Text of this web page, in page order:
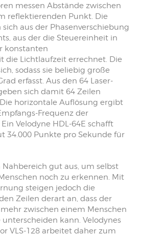
messen Abstände zwischen
reflektierenden Punkt. Die
aus der Phasenverschiebung
aus der die Steuereinheit in
konstanten
die Lichtlaufzeit errechnet. Die
sodass sie beliebig große
erfasst. Aus den 64 Laser-
sich damit 64 Zeilen
horizontale Auflösung ergibt
Frequenz der
Velodyne HDL-64E schafft
34.000 Punkte pro Sekunde für
gut aus, um selbst
noch zu erkennen. Mit
steigen jedoch die
Zeilen derart an, dass der
zwischen einem Menschen
kann. Velodynes
VLS-128 arbeitet daher zum